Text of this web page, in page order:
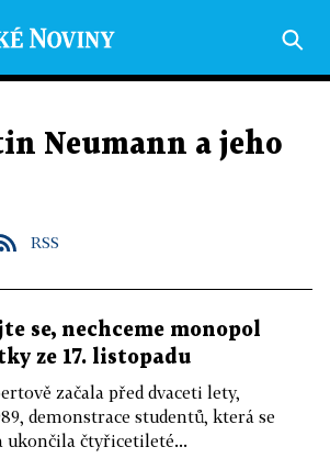
Neumann a jeho
RSS
se, nechceme monopol
ze 17. listopadu
začala před dvaceti lety,
demonstrace studentů, která se
ukončila čtyřicetileté...